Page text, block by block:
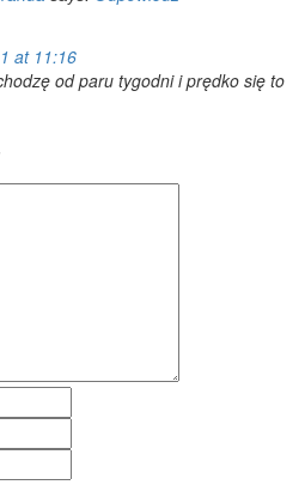
at 11:16
od paru tygodni i prędko się to